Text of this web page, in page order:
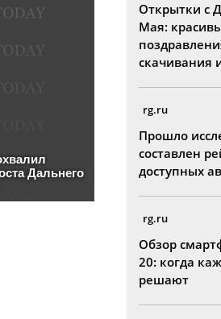
Открытки с
Мая:
скачивания
rg.ru
Прошло
составлен
доступных
rg.ru
Обзор
20: когда
решают